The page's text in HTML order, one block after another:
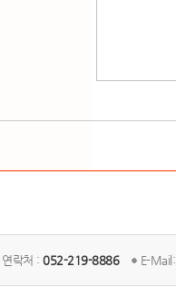
연락처 : 052-219-8886 E-